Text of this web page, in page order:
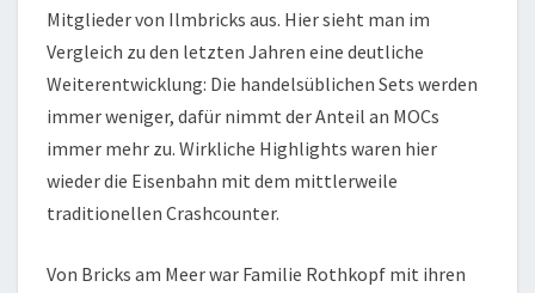
Mitglieder von Ilmbricks aus. Hier sieht man im
Vergleich zu den letzten Jahren eine deutliche
Weiterentwicklung: Die handelsüblichen Sets werden
immer weniger, dafür nimmt der Anteil an MOCs
immer mehr zu. Wirkliche Highlights waren hier
wieder die Eisenbahn mit dem mittlerweile
traditionellen Crashcounter.
Von Bricks am Meer war Familie Rothkopf mit ihren